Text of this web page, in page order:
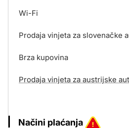
Wi-Fi
Prodaja vinjeta za slovenačke
Brza kupovina
Prodaja vinjeta za austrijske
Načini plaćanja